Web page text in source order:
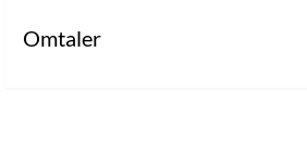
Omtaler